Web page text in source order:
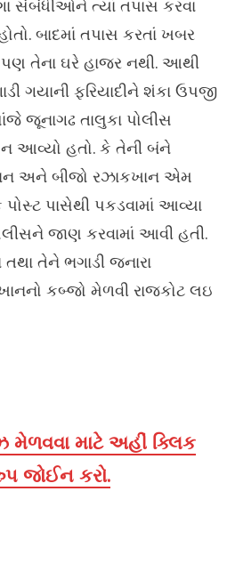
સંબંધીઓને ત્યાં તપાસ કરવા
બાદમાં તપાસ કરતાં ખબર
તેના ઘરે હાજર નથી. આથી
ગયાની ફરિયાદીને શંકા ઉપજી
જૂનાગઢ તાલુકા પોલીસ
આવ્યો હતો. કે તેની બંને
અને બીજો રઝાકખાન એમ
પાસેથી પકડવામાં આવ્યા
જાણ કરવામાં આવી હતી.
તેને ભગાડી જનારા
કબ્જો મેળવી રાજકોટ લઇ
માટે અહીં ક્લિક
જોઈન કરો.